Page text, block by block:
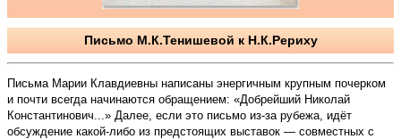
Письмо М.К.Тенишевой к Н.К.Рериху
Письма Марии Клавдиевны написаны энергичным крупным почерком
и почти всегда начинаются обращением: «Добрейший Николай
Константинович...» Далее, если это письмо из-за рубежа, идёт
обсуждение какой-либо из предстоящих выставок — совместных с